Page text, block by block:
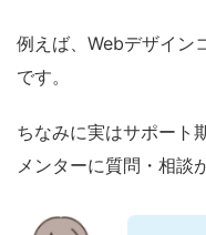
例えば、Webデザイン
です。
ちなみに実はサポート
メンターに質問・相談